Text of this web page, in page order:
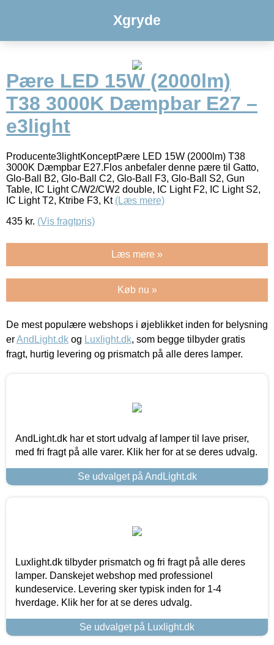
Xgryde
Pære LED 15W (2000lm)
T38 3000K Dæmpbar E27 –
e3light
Producente3lightKonceptPære LED 15W (2000lm) T38
3000K Dæmpbar E27.Flos anbefaler denne pære til Gatto,
Glo-Ball B2, Glo-Ball C2, Glo-Ball F3, Glo-Ball S2, Gun
Table, IC Light C/W2/CW2 double, IC Light F2, IC Light S2,
IC Light T2, Ktribe F3, Kt (Læs mere)
435 kr. (Vis fragtpris)
Læs mere »
Køb nu »
De mest populære webshops i øjeblikket inden for belysning
erAndLight.dk og Luxlight.dk, som begge tilbyder gratis
fragt, hurtig levering og prismatch på alle deres lamper.
AndLight.dk har et stort udvalg af lamper til lave priser,
med fri fragt på alle varer. Klik her for at se deres udvalg.
Se udvalget på AndLight.dk
Luxlight.dk tilbyder prismatch og fri fragt på alle deres
lamper. Danskejet webshop med professionel
kundeservice. Levering sker typisk inden for 1-4
hverdage. Klik her for at se deres udvalg.
Se udvalget på Luxlight.dk